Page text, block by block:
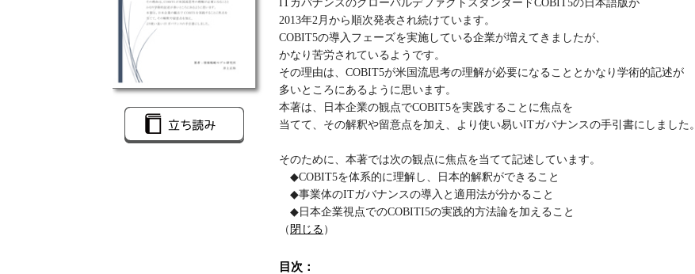
2013年2月から順次発表され続けています。
COBIT5の導入フェーズを実施している企業が増えてきましたが、
かなり苦労されているようです。
その理由は、COBIT5が米国流思考の理解が必要になることとかなり学術的記述が
多いところにあるように思います。
本著は、日本企業の観点でCOBIT5を実践することに焦点を
当てて、その解釈や留意点を加え、より使い易いITガバナンスの手引書にしました。
そのために、本著では次の観点に焦点を当てて記述しています。
◆COBIT5を体系的に理解し、日本的解釈ができること
◆事業体のITガバナンスの導入と適用法が分かること
◆日本企業視点でのCOBITI5の実践的方法論を加えること
（閉じる）
目次：